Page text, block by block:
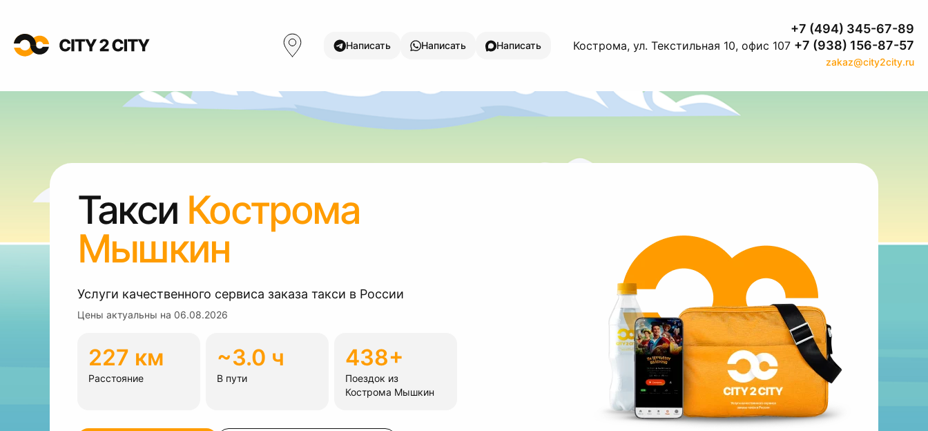
Написать Написать Написать Кострома, ул. Текстильная 10, офис 107
+7 (494) 345-67-89
+7 (938) 156-87-57
zakaz@city2city.ru
Такси Кострома
Мышкин
Услуги качественного сервиса заказа такси в России
Цены актуальны на 06.08.2026
227 км
Расстояние
~3.0 ч
В пути
438+
Поездок из
Кострома Мышкин